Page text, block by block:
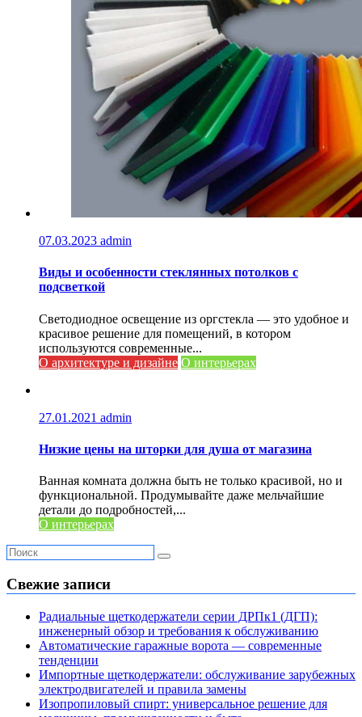
07.03.2023 admin
Виды и особенности стеклянных потолков с
подсветкой
Светодиодное освещение из оргстекла — это удобное и
красивое решение для помещений, в котором
используются современные...
О архитектуре и дизайне О интерьерах
27.01.2021 admin
Низкие цены на шторки для душа от магазина
Ванная комната должна быть не только красивой, но и
функциональной. Продумывайте даже мельчайшие
детали до подробностей,...
О интерьерах
Свежие записи
Радиальные щеткодержатели серии ДРПк1 (ДГП):
инженерный обзор и требования к обслуживанию
Автоматические гаражные ворота — современные
тенденции
Импортные щеткодержатели: обслуживание зарубежных
электродвигателей и правила замены
Изопропиловый спирт: универсальное решение для